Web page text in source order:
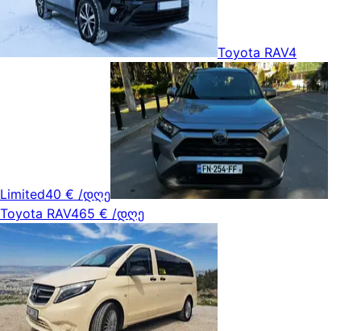
Toyota RAV4
Limited40 € /დღე
Toyota RAV465 € /დღე